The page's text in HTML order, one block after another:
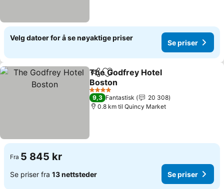
Velg datoer for å se nøyaktige priser
Se priser
Del Legg til i favoritter
The Godfrey Hotel
Boston
4 Stjerner
9,3 Fantastisk
20 308
0.8 km til Quincy Market
Fra 5 845 kr
Se priser fra 13 nettsteder Se priser